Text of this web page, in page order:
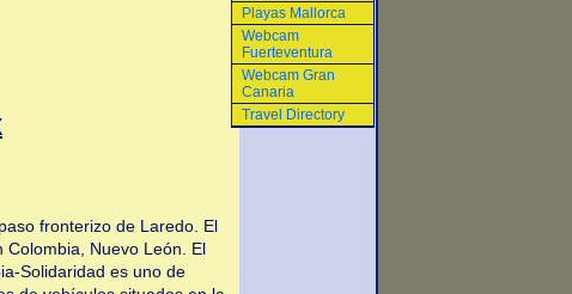
fronterizo de Laredo. El
Colombia, Nuevo León. El
Solidaridad es uno de
Playas Mallorca
Webcam
Fuerteventura
Webcam Gran
Canaria
Travel Directory